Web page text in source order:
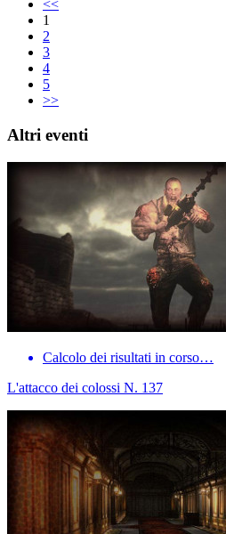
<<
1
2
3
4
5
>>
Altri eventi
Calcolo dei risultati in corso…
L'attacco dei colossi N. 137